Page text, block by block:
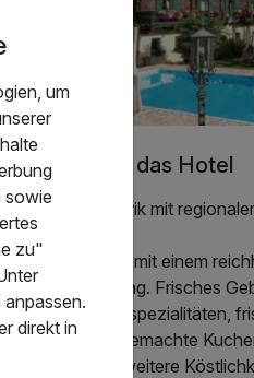
Über das Hotel
Kulinarik mit
Starte mit einem
den Tag. Frisches
Wurstspezialitäten,
hausgemachte
viele weitere
um
sowie
zu"
anpassen.
direkt in